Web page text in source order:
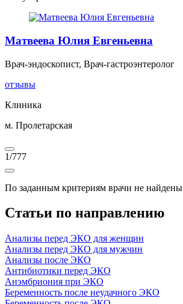
Матвеева Юлия Евгеньевна
Врач-эндоскопист, Врач-гастроэнтеролог
отзывы
Клиника
м. Пролетарская
1/777
По заданным критериям врачи не найдены
Статьи по направлению
Анализы перед ЭКО для женщин
Анализы перед ЭКО для мужчин
Анализы после ЭКО
Антибиотики перед ЭКО
Анэмбриония при ЭКО
Беременность после неудачного ЭКО